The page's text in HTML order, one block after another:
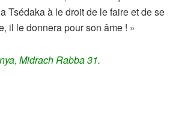
Tsédaka à le droit de le faire et de se
il le donnera pour son âme ! »
, Midrach Rabba 31.